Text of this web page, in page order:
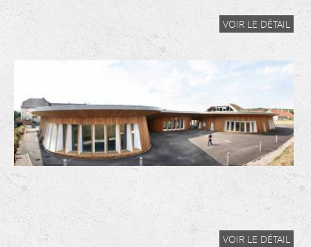
VOIR LE DÉTAIL
VOIR LE DÉTAIL